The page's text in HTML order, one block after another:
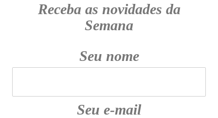
Receba as novidades da
Semana
Seu nome
Seu e-mail